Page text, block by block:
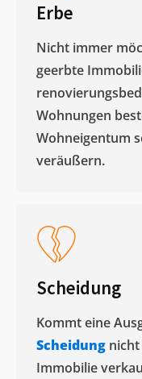
Erbe
Nicht immer
geerbte
Wohnungen
Wohneigentum
veräußern. ​
Scheidung
Kommt eine
Scheidung
Immobilie